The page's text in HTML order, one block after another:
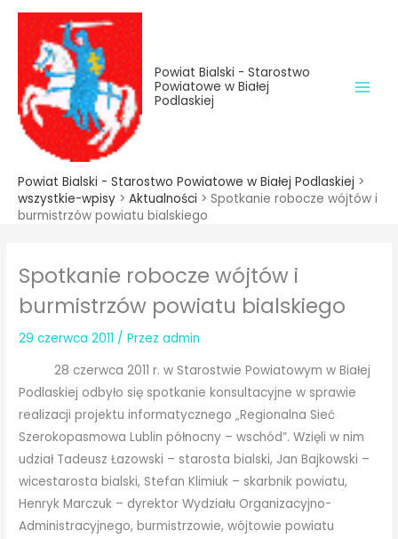
treści
Przejdź
treści
Powiat Bialski - Starostwo
Powiatowe w Białej
Podlaskiej
Powiat Bialski - Starostwo Powiatowe w Białej Podlaskiej >
wszystkie-wpisy > Aktualności > Spotkanie robocze wójtów i
burmistrzów powiatu bialskiego
Spotkanie robocze wójtów i
burmistrzów powiatu bialskiego
29 czerwca 2011 / Przezadmin
28 czerwca 2011 r. w Starostwie Powiatowym w Białej
Podlaskiej odbyło się spotkanie konsultacyjne w sprawie
realizacji projektu informatycznego „Regionalna Sieć
Szerokopasmowa Lublin północny – wschód”. Wzięli w nim
udział Tadeusz Łazowski – starosta bialski, Jan Bajkowski –
wicestarosta bialski, Stefan Klimiuk – skarbnik powiatu,
Henryk Marczuk – dyrektor Wydziału Organizacyjno-
Administracyjnego, burmistrzowie, wójtowie powiatu